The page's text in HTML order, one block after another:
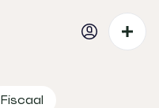
Fiscaal